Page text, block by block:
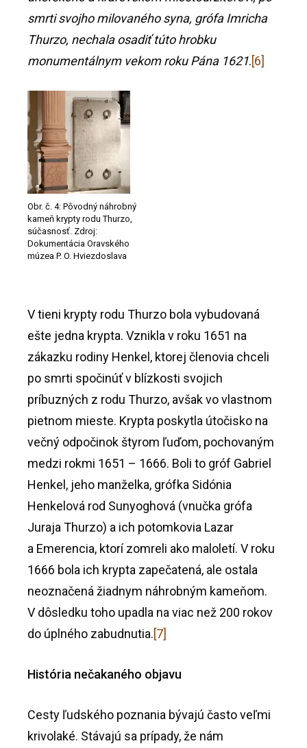
smrti svojho milovaného syna, grófa Imricha
Thurzo, nechala osadiť túto hrobku
monumentálnym vekom roku Pána 1621.[6]
Obr. č. 4: Pôvodný náhrobný
kameň krypty rodu Thurzo,
súčasnosť. Zdroj:
Dokumentácia Oravského
múzea P. O. Hviezdoslava
V tieni krypty rodu Thurzo bola vybudovaná
ešte jedna krypta. Vznikla v roku 1651 na
zákazku rodiny Henkel, ktorej členovia chceli
po smrti spočinúť v blízkosti svojich
príbuzných z rodu Thurzo, avšak vo vlastnom
pietnom mieste. Krypta poskytla útočisko na
večný odpočinok štyrom ľuďom, pochovaným
medzi rokmi 1651 – 1666. Boli to gróf Gabriel
Henkel, jeho manželka, grófka Sidónia
Henkelová rod Sunyoghová (vnučka grófa
Juraja Thurzo) a ich potomkovia Lazar
a Emerencia, ktorí zomreli ako maloletí. V roku
1666 bola ich krypta zapečatená, ale ostala
neoznačená žiadnym náhrobným kameňom.
V dôsledku toho upadla na viac než 200 rokov
do úplného zabudnutia.[7]
História nečakaného objavu
Cesty ľudského poznania bývajú často veľmi
krivolaké. Stávajú sa prípady, že nám